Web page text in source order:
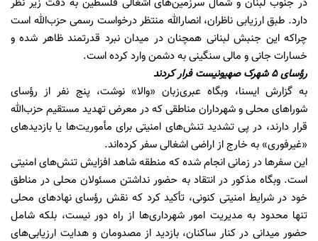
در جنوب لبنان و شمال سرزمین‌های اشغالی فلسطین به دقت زیر نظر
دارد. طبق ارزیابی ناظران، انصارالله منتظر درخواست رسمی حزب‌الله است
چراکه این جنبش لبنانی همچنان در میدان نبرد قدرتمند ظاهر شده و
خسارات جانی و مالی سنگینی به دشمن وارد کرده است.
رؤسای ۵ شهرک صهیونیست فرار کردند
به گزارش ایسنا، وبگاه عبری‌زبان «والا» نوشت، پنج نفر از رؤسای
شوراهای محلی و شهرداران مناطقی که در معرض تهدید مستقیم حزب‌الله
قرار دارند، در پی تشدید تنش‌های امنیتی برای مأموریت‌ها یا بازدیدهای
«غیرفوری» به خارج از اراضی اشغالی سفر کرده‌اند.
این سفرها در زمانی انجام شده که منطقه شاهد افزایش تنش‌های امنیتی
است. وبگاه مذکور در انتقاد به حضور نداشتن مسئولان محلی در مناطق
خود در شرایط امنیتی کنونی، تأکید کرد که نقش رؤسای نهادهای محلی
تنها محدود به مدیریت امور شهرداری‌ها از راه دور نیست، بلکه شامل
حضور میدانی در کنار ساکنان، بازدید از مصدومان و هدایت ارزیابی‌های